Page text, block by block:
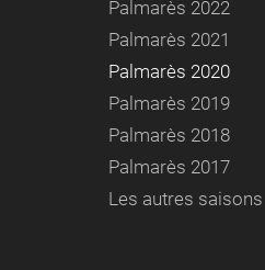
Palmarès 2022
Palmarès 2021
Palmarès 2020
Palmarès 2019
Palmarès 2018
Palmarès 2017
Les autres saisons